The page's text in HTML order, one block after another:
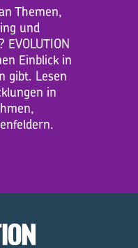
Themen,
und
Einblick in
gibt. Lesen
in